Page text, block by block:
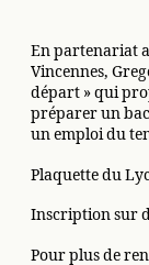
En partenariat
Vincennes,
départ » qui
préparer un
un emploi du
Plaquette du
Inscription sur
Pour plus de